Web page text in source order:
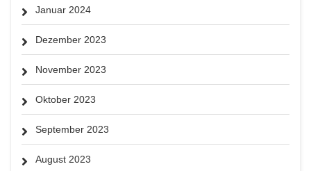
Januar 2024
Dezember 2023
November 2023
Oktober 2023
September 2023
August 2023